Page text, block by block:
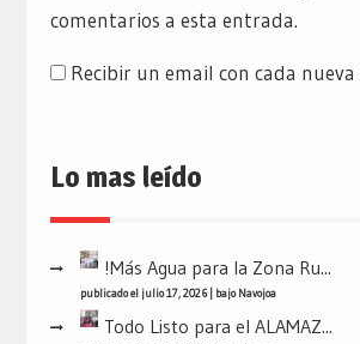
comentarios a esta entrada.
Recibir un email con cada
Lo mas leído
!Más Agua para la Zona Ru...
publicado el julio 17, 2026| bajo Navojoa
Todo Listo para el ALAMAZ...